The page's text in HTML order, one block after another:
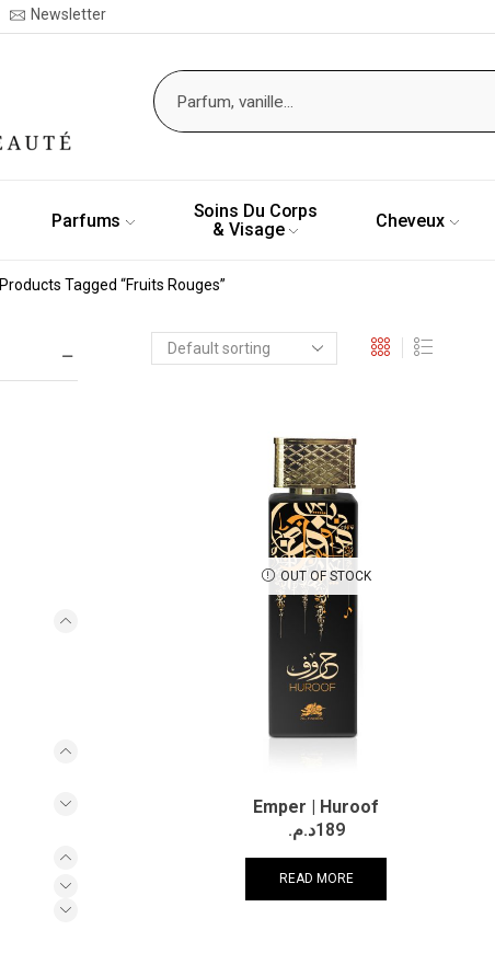
Newsletter
Parfums
Soins Du Corps
& Visage
Cheveux
Products Tagged “fruits Rouges”
OUT OF STOCK
Emper | Huroof
189د.م.
READ MORE